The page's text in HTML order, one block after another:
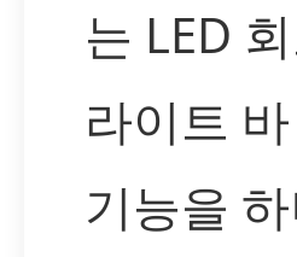
는 LED
라이트
기능을